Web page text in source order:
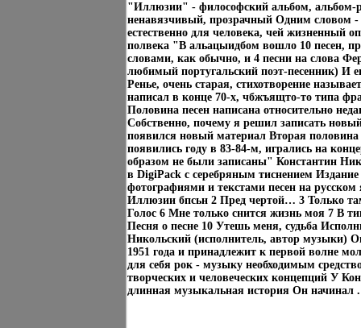
"Иллюзии" - философский альбом, альбом-
ненавязчивый, прозрачный Одним словом -
естественно для человека, чей жизненный
полвека "В альацыидбом вошло 10 песен,
словами, как обычно, и 4 песни на слова
любимый португальский поэт-песенник) И
Ренье, очень старая, стихотворение
написал в конце 70-х, чбжъящто-то типа
Половина песен написана относительно
Собственно, почему я решил записать
появился новый материал Вторая половина
появились году в 83-84-м, игрались на
образом не были записаны" Константин
в DigiPack с серебряным тиснением Издание
фотографиями и текстами песен на
Иллюзии бпсьн 2 Пред чертой… 3 Только
Голос 6 Мне только снится жизнь моя 7 В
Песня о песне 10 Утешь меня, судьба
Никольский (исполнитель, автор музыки)
1951 года и принадлежит к первой волне
для себя рок - музыку необходимым
творческих и человеческих концепций У
длинная музыкальная история Он начинал .